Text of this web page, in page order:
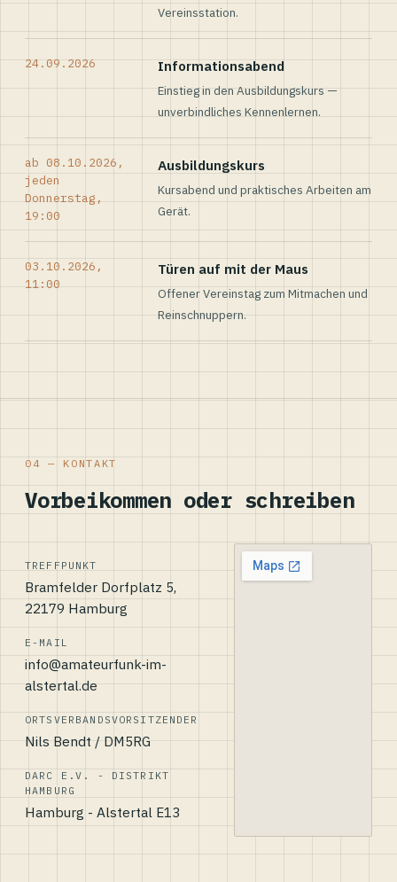
Vereinsstation.
24.09.2026 Informationsabend
Einstieg in den Ausbildungskurs —
unverbindliches Kennenlernen.
ab 08.10.2026,
jeden
Donnerstag,
19:00
Ausbildungskurs
Kursabend und praktisches Arbeiten am
Gerät.
03.10.2026,
11:00
Türen auf mit der Maus
Offener Vereinstag zum Mitmachen und
Reinschnuppern.
04 — KONTAKT
Vorbeikommen oder schreiben
TREFFPUNKT
Bramfelder Dorfplatz 5,
22179 Hamburg
E-MAIL
info@amateurfunk-im-
alstertal.de
ORTSVERBANDSVORSITZENDER
Nils Bendt / DM5RG
DARC E.V. - DISTRIKT
HAMBURG
Hamburg - Alstertal E13